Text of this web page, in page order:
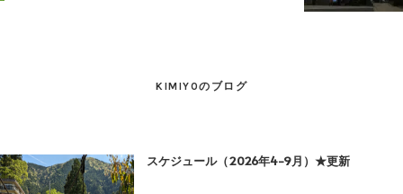
KIMIYOのブログ
スケジュール（2026年4-9月）★更新